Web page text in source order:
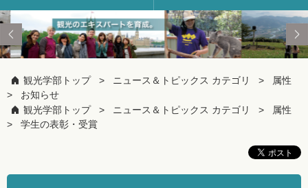
観光学部トップ ニュース＆トピックス カテゴリ
属性
お知らせ
観光学部トップ
ニュース＆トピックス カテゴリ
属性
学生の表彰・受賞